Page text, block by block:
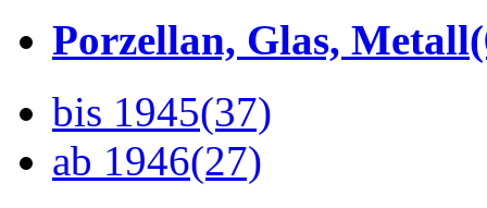
Porzellan, Glas, Metall
bis 1945(37)
ab 1946(27)